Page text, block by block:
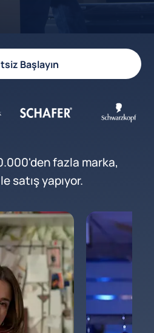
Başlayın
fazla marka,
satış yapıyor.